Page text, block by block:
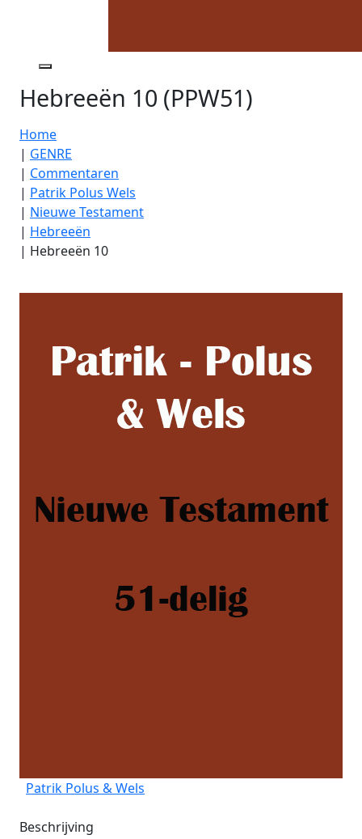
Hebreeën 10 (PPW51)
Home
| GENRE
| Commentaren
| Patrik Polus Wels
| Nieuwe Testament
| Hebreeën
| Hebreeën 10
Patrik Polus & Wels
Beschrijving